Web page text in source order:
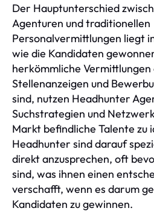
Der Hauptunterschied
Agenturen und traditionellen
Personalvermittlungen liegt
wie die Kandidaten
herkömmliche
Stellenanzeigen und
sind, nutzen Headhunter
Suchstrategien und
Markt befindliche Talente zu
Headhunter sind darauf
direkt anzusprechen, oft
sind, was ihnen einen
verschafft, wenn es darum
Kandidaten zu gewinnen.